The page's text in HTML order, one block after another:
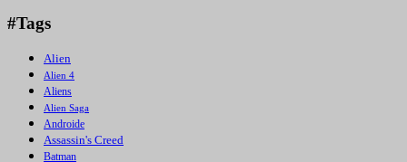
#Tags
Alien
Alien 4
Aliens
Alien Saga
Androide
Assassin's Creed
Batman